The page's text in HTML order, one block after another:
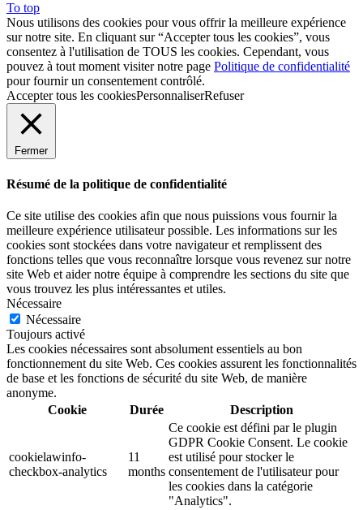
To top
Nous utilisons des cookies pour vous offrir la meilleure expérience
sur notre site. En cliquant sur “Accepter tous les cookies”, vous
consentez à l'utilisation de TOUS les cookies. Cependant, vous
pouvez à tout moment visiter notre page Politique de confidentialité
pour fournir un consentement contrôlé.
Accepter tous les cookiesPersonnaliserRefuser
Fermer
Résumé de la politique de confidentialité
Ce site utilise des cookies afin que nous puissions vous fournir la
meilleure expérience utilisateur possible. Les informations sur les
cookies sont stockées dans votre navigateur et remplissent des
fonctions telles que vous reconnaître lorsque vous revenez sur notre
site Web et aider notre équipe à comprendre les sections du site que
vous trouvez les plus intéressantes et utiles.
Nécessaire
Nécessaire
Toujours activé
Les cookies nécessaires sont absolument essentiels au bon
fonctionnement du site Web. Ces cookies assurent les fonctionnalités
de base et les fonctions de sécurité du site Web, de manière
anonyme.
Cookie
Durée Description
cookielawinfo-
checkbox-analytics
11
months
Ce cookie est défini par le plugin
GDPR Cookie Consent. Le cookie
est utilisé pour stocker le
consentement de l'utilisateur pour
les cookies dans la catégorie
"Analytics".